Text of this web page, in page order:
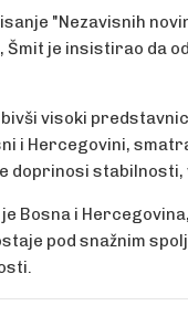
"Nezavisnih
Šmit je insistirao da
visoki
i Hercegovini,
doprinosi
je Bosna i
pod snažnim